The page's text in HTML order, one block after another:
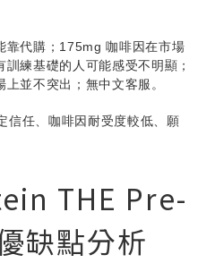
靠代購；175mg 咖啡因在市場
練基礎的人可能感受不明顯；
並不突出；無中文客服。
信任、咖啡因耐受度較低、願
THE Pre-
缺點分析